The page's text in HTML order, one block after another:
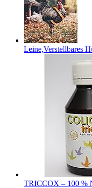
Leine,Verstellbares
TRICCOX – 100